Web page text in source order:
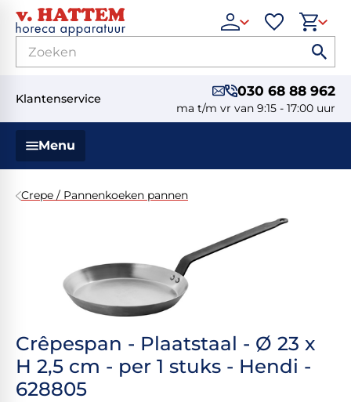
Klantenservice 030 68 88 962
ma t/m vr van 9:15 - 17:00 uur
Menu
Crepe / Pannenkoeken pannen
Crêpespan - Plaatstaal - Ø 23 x
H 2,5 cm - per 1 stuks - Hendi -
628805